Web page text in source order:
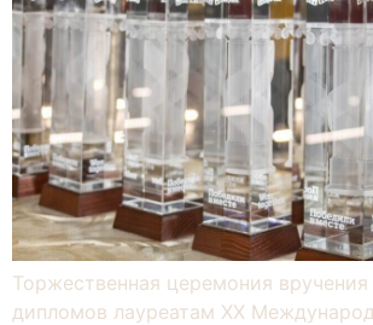
Торжественная церемония вручения
дипломов лауреатам XX